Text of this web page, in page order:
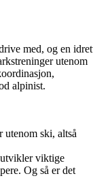
med, og en
utenom
alpinist.
utenom ski, altså
viktige
Og så er det